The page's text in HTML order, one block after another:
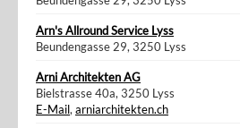
Arn's Allround Service Lyss
Beundengasse 29, 3250 Lyss
Arni Architekten AG
Bielstrasse 40a, 3250 Lyss
E-Mail, arniarchitekten.ch